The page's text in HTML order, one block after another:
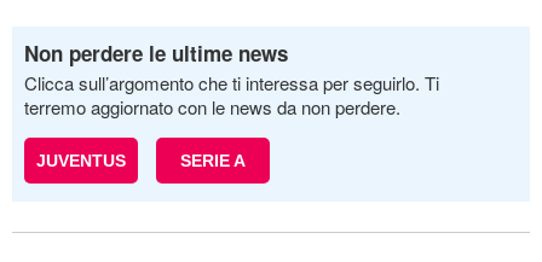
Non perdere le ultime news
Clicca sull’argomento che ti interessa per seguirlo. Ti
terremo aggiornato con le news da non perdere.
JUVENTUS SERIE A